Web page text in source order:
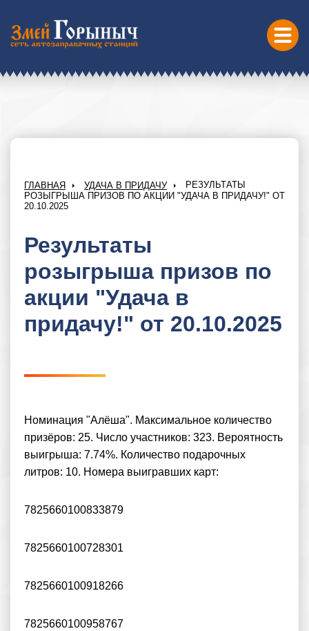
ГЛАВНАЯ УДАЧА В ПРИДАЧУ
РЕЗУЛЬТАТЫ
РОЗЫГРЫША ПРИЗОВ ПО АКЦИИ "УДАЧА В ПРИДАЧУ!" ОТ
20.10.2025
Результаты
розыгрыша призов по
акции "Удача в
придачу!" от 20.10.2025
Номинация "Алёша". Максимальное количество
призёров: 25. Число участников: 323. Вероятность
выигрыша: 7.74%. Количество подарочных
литров: 10. Номера выигравших карт:
7825660100833879
7825660100728301
7825660100918266
7825660100958767